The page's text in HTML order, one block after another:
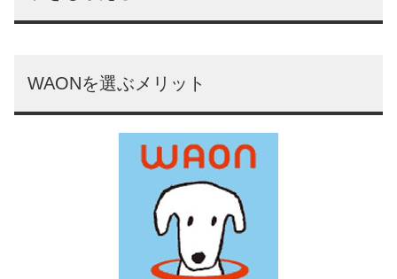
WAONを選ぶメリット